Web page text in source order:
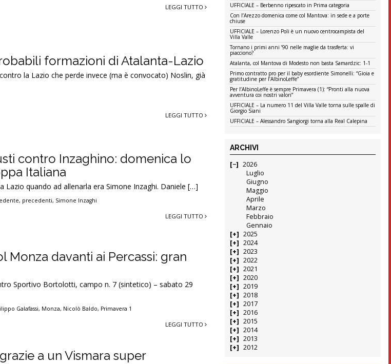
LEGGI TUTTO
formazioni di Atalanta-Lazio
la Lazio che perde invece (ma è convocato) Noslin, già
LEGGI TUTTO
contro Inzaghino: domenica lo
Italiana
Lazio quando ad allenarla era Simone Inzaghi. Daniele […]
, precedenti, Simone Inzaghi
LEGGI TUTTO
davanti ai Percassi: gran
Sportivo Bortolotti, campo n. 7 (sintetico) – sabato 29
Galafassi, Monza, Nicolò Baldo, Primavera 1
LEGGI TUTTO
a un Vismara super
UFFICIALE – Berbenno ripescato in Prima categoria
Con l’Arezzo domenica come col Mantova: in sede e a porte
chiuse
UFFICIALE – Lorenzo Poli è un nuovo centrocampista del
Villa Valle
Tornano i primi anni ’90 nelle maglie da trasferta: vi
piacciono?
Atalanta, col Mantova di Modesto non basta Samardzic: 1-1
Primo contratto pro per il baby esordiente Simonelli: “Gioia e
gratitudine per l’AlbinoLeffe”
Per l’AlbinoLeffe è sempre Primavera (1): “Pronti alla nuova
avventura coi nostri valori”
UFFICIALE – La numero 11 del Villa Valle torna sulle spalle di
Giorgio Siani
UFFICIALE – Alessandro Sangiorgi torna alla Real Calepina
ARCHIVI
2026
Luglio
Giugno
Maggio
Aprile
Marzo
Febbraio
Gennaio
2025
2024
2023
2022
2021
2020
2019
2018
2017
2016
2015
2014
2013
2012